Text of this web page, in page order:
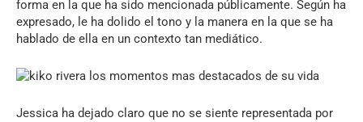
forma en la que ha sido mencionada públicamente. Según ha
expresado, le ha dolido el tono y la manera en la que se ha
hablado de ella en un contexto tan mediático.
Jessica ha dejado claro que no se siente representada por